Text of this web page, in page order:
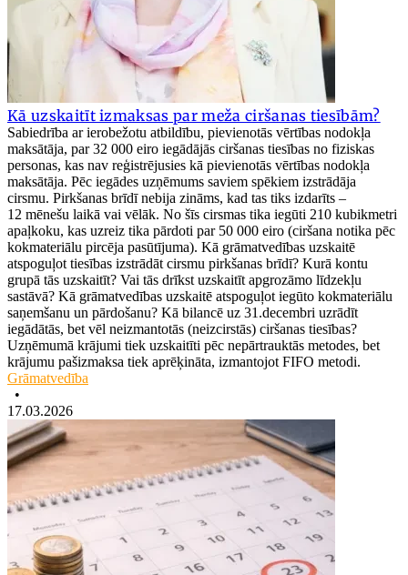
Kā uzskaitīt izmaksas par meža ciršanas tiesībām?
Sabiedrība ar ierobežotu atbildību, pievienotās vērtības nodokļa
maksātāja, par 32 000 eiro iegādājās ciršanas tiesības no fiziskas
personas, kas nav reģistrējusies kā pievienotās vērtības nodokļa
maksātāja. Pēc iegādes uzņēmums saviem spēkiem izstrādāja
cirsmu. Pirkšanas brīdī nebija zināms, kad tas tiks izdarīts –
12 mēnešu laikā vai vēlāk. No šīs cirsmas tika iegūti 210 kubikmetri
apaļkoku, kas uzreiz tika pārdoti par 50 000 eiro (ciršana notika pēc
kokmateriālu pircēja pasūtījuma). Kā grāmatvedības uzskaitē
atspoguļot tiesības izstrādāt cirsmu pirkšanas brīdī? Kurā kontu
grupā tās uzskaitīt? Vai tās drīkst uzskaitīt apgrozāmo līdzekļu
sastāvā? Kā grāmatvedības uzskaitē atspoguļot iegūto kokmateriālu
saņemšanu un pārdošanu? Kā bilancē uz 31.decembri uzrādīt
iegādātās, bet vēl neizmantotās (neizcirstās) ciršanas tiesības?
Uzņēmumā krājumi tiek uzskaitīti pēc nepārtrauktās metodes, bet
krājumu pašizmaksa tiek aprēķināta, izmantojot FIFO metodi.
Grāmatvedība
•
17.03.2026